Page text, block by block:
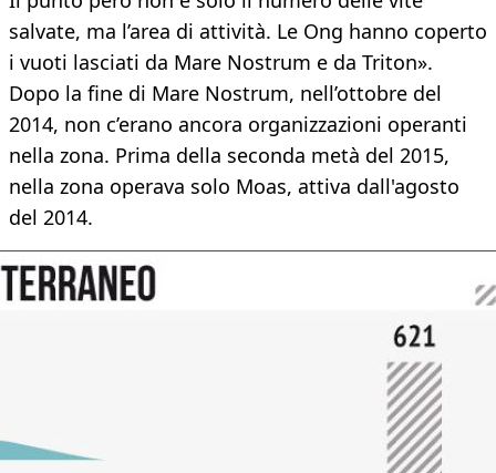
salvate, ma l’area di attività. Le Ong hanno coperto
i vuoti lasciati da Mare Nostrum e da Triton».
Dopo la fine di Mare Nostrum, nell’ottobre del
2014, non c’erano ancora organizzazioni operanti
nella zona. Prima della seconda metà del 2015,
nella zona operava solo Moas, attiva dall'agosto
del 2014.